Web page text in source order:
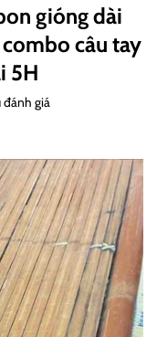
gióng dài
câu tay
5H
đánh giá